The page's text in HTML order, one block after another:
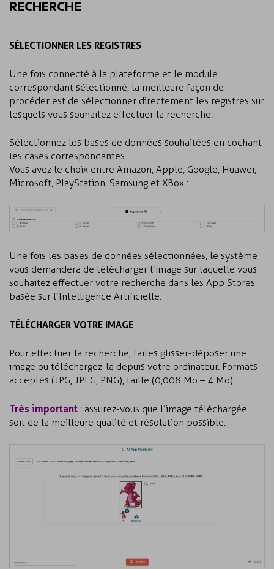
RECHERCHE
SÉLECTIONNER LES REGISTRES
Une fois connecté à la plateforme et le module
correspondant sélectionné, la meilleure façon de
procéder est de sélectionner directement les registres sur
lesquels vous souhaitez effectuer la recherche.
Sélectionnez les bases de données souhaitées en cochant
les cases correspondantes.
Vous avez le choix entre Amazon, Apple, Google, Huawei,
Microsoft, PlayStation, Samsung et XBox :
Une fois les bases de données sélectionnées, le système
vous demandera de télécharger l’image sur laquelle vous
souhaitez effectuer votre recherche dans les App Stores
basée sur l’Intelligence Artificielle.
TÉLÉCHARGER VOTRE IMAGE
Pour effectuer la recherche, faites glisser-déposer une
image ou téléchargez-la depuis votre ordinateur. Formats
acceptés (JPG, JPEG, PNG), taille (0,008 Mo – 4 Mo).
Très important : assurez-vous que l’image téléchargée
soit de la meilleure qualité et résolution possible.